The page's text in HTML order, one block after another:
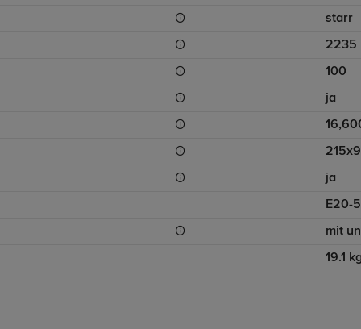
starr
2235
100
ja
ja
E20-
mit
19.1